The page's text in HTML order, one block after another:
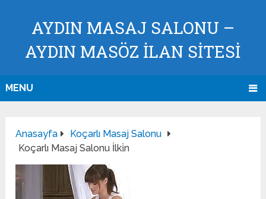
AYDIN MASAJ SALONU –
AYDIN MASÖZ İLAN SİTESİ
MENU
Anasayfa
Koçarlı Masaj Salonu
Koçarlı Masaj Salonu İlki̇n